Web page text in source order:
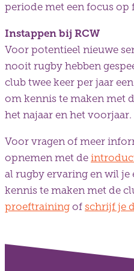
periode met een focus op
Instappen bij RCW
Voor potentieel nieuwe
nooit rugby hebben
club twee keer per jaar
om kennis te maken met
het najaar en het voorjaar.
Voor vragen of meer
opnemen met de
al rugby ervaring en wil je
kennis te maken met de
proeftraining of schrijf je